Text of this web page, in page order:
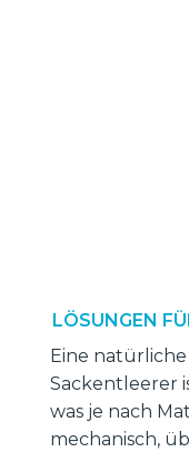
LÖSUNGEN
Eine
Sackentleerer
was je nach
mechanisch,